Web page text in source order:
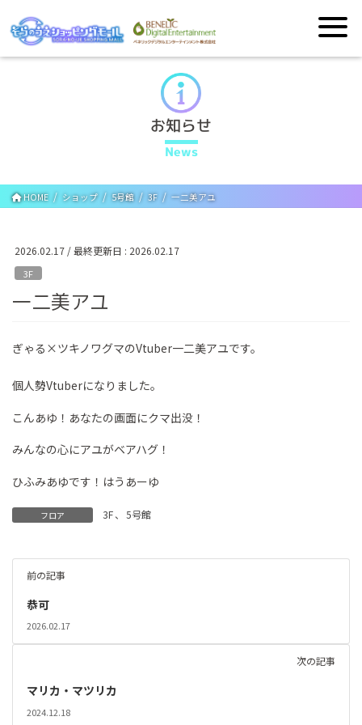
お知らせ
News
HOME ショップ 5号館 3F 一二美アユ
2026.02.17 / 最終更新日 : 2026.02.17
3F
一二美アユ
ぎゃる×ツキノワグマのVtuber一二美アユです。
個人勢Vtuberになりました。
こんあゆ！あなたの画面にクマ出没！
みんなの心にアユがベアハグ！
ひふみあゆです！はうあーゆ
フロア 3F、 5号館
前の記事
恭可
2026.02.17
次の記事
マリカ・マツリカ
2024.12.18